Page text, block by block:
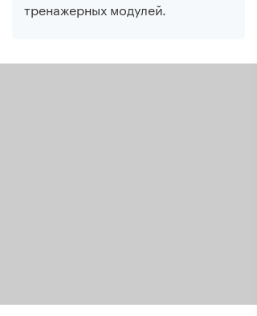
тренажерных модулей.